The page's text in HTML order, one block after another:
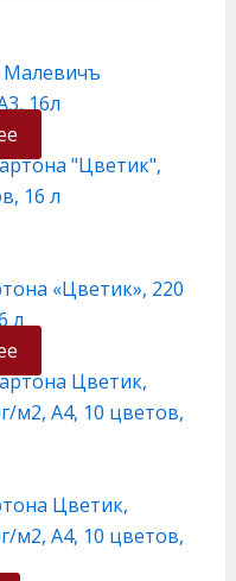
Малевичъ
16л
«Цветик», 220
л
Цветик,
м2, А4, 10 цветов,